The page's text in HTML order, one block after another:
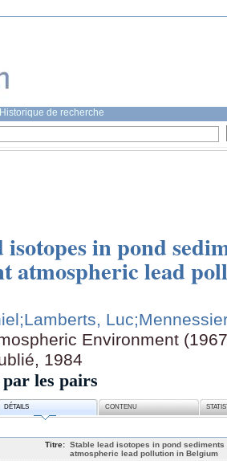
Historique de recherche
isotopes in pond
atmospheric lead
;Lamberts, Luc
Environment
1984
les pairs
DÉTAILS CONTENU
Titre: Stable lead isotopes in pond
atmospheric lead pollution in Belgium